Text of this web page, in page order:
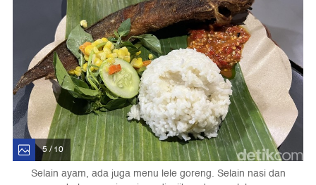
5 / 10
Selain ayam, ada juga menu lele goreng. Selain nasi dan